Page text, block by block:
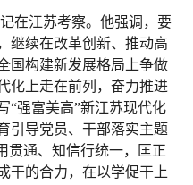
在江苏考察。他强调，要
继续在改革创新、推动高
国构建新发展格局上争做
化上走在前列，奋力推进
“强富美高”新江苏现代化
引导党员、干部落实主题
贯通、知信行统一，匡正
干的合力，在以学促干上